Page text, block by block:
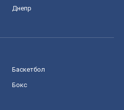
Днепр
Баскетбол
Бокс